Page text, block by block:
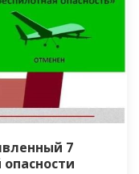
7